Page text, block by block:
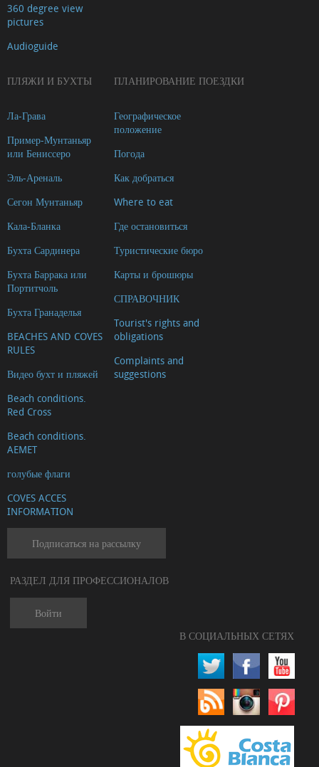
360 degree view
pictures
Audioguide
ПЛЯЖИ И БУХТЫ
Ла-Грава
Пример-Мунтаньяр
или Бениссеро
Эль-Ареналь
Сегон Мунтаньяр
Кала-Бланка
Бухта Сардинера
Бухта Баррака или
Портитчоль
Бухта Гранаделья
BEACHES AND COVES
RULES
Видео бухт и пляжей
Beach conditions.
Red Cross
Beach conditions.
AEMET
голубые флаги
COVES ACCES
INFORMATION
ПЛАНИРОВАНИЕ ПОЕЗДКИ
Географическое
положение
Погода
Как добраться
Where to eat
Где остановиться
Туристические бюро
Карты и брошюры
СПРАВОЧНИК
Tourist's rights and
obligations
Complaints and
suggestions
Подписаться на рассылку
РАЗДЕЛ ДЛЯ ПРОФЕССИОНАЛОВ
Войти
В СОЦИАЛЬНЫХ СЕТЯХ